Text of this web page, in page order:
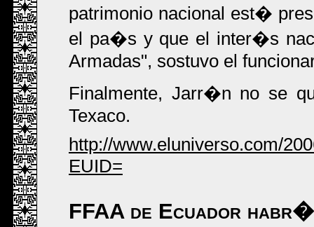
patrimonio nacional est�
el pa�s y que el inter�s
Armadas", sostuvo el
Finalmente, Jarr�n no se
Texaco.
http://www.eluniverso.com/
EUID=
FFAA de Ecuador